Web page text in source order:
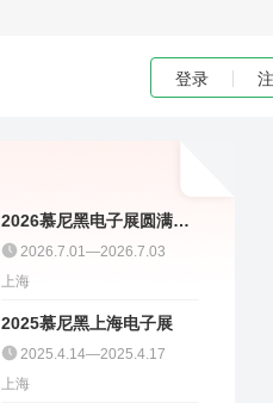
登录
2026慕尼黑电子展圆满收
官｜聚多邦精彩不停
2026.7.01—2026.7.03
上海
2025慕尼黑上海电子展
2025.4.14—2025.4.17
上海